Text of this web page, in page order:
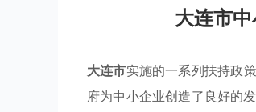
大连市
大连市实施的一系列扶持政
府为中小企业创造了良好的